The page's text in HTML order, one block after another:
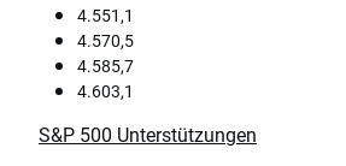
4.551,1
4.570,5
4.585,7
4.603,1
S&P 500 Unterstützungen